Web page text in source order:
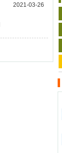
2021-03-26